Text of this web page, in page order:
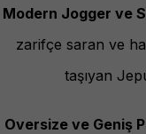
Modern Jogger ve
zarifçe saran ve
taşıyan
Oversize ve Geniş